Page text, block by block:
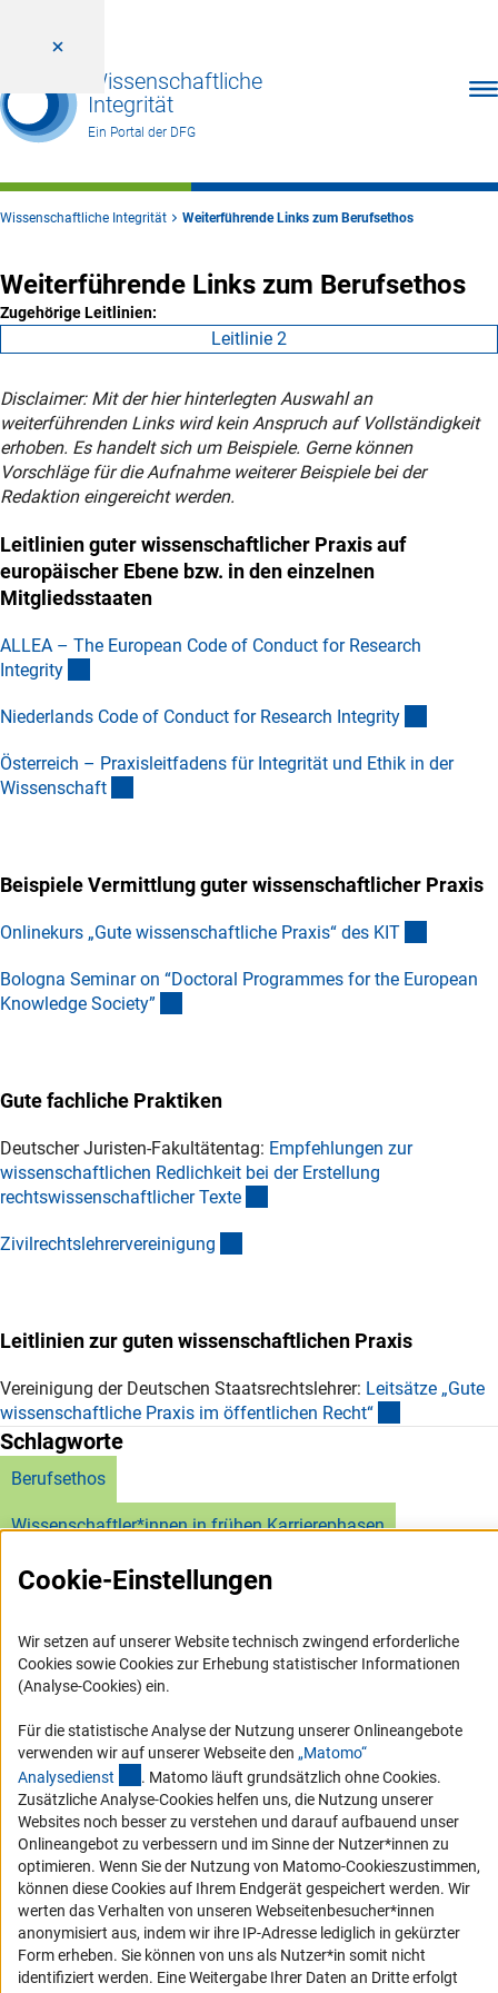
Wissenschaftliche
Integrität
Ein Portal der DFG
Wissenschaftliche Integrität Weiterführende Links zum Berufsethos
Weiterführende Links zum Berufsethos
Zugehörige Leitlinien:
Leitlinie 2
Disclaimer: Mit der hier hinterlegten Auswahl an
weiterführenden Links wird kein Anspruch auf Vollständigkeit
erhoben. Es handelt sich um Beispiele. Gerne können
Vorschläge für die Aufnahme weiterer Beispiele bei der
Redaktion eingereicht werden.
Leitlinien guter wissenschaftlicher Praxis auf
europäischer Ebene bzw. in den einzelnen
Mitgliedsstaaten
ALLEA – The European Code of Conduct for Research
Integrity
Niederlands Code of Conduct for Research Integrity
Österreich – Praxisleitfadens für Integrität und Ethik in der
Wissenschaft
Beispiele Vermittlung guter wissenschaftlicher Praxis
Onlinekurs „Gute wissenschaftliche Praxis“ des KIT
Bologna Seminar on “Doctoral Programmes for the European
Knowledge Society”
Gute fachliche Praktiken
Deutscher Juristen-Fakultätentag: Empfehlungen zur
wissenschaftlichen Redlichkeit bei der Erstellung
rechtswissenschaftlicher Texte
Zivilrechtslehrervereinigung
Leitlinien zur guten wissenschaftlichen Praxis
Vereinigung der Deutschen Staatsrechtslehrer: Leitsätze „Gute
wissenschaftliche Praxis im öffentlichen Recht“
Schlagworte
Berufsethos
Wissenschaftler*innen in frühen Karrierephasen
Service
RSS-Feed
Barrierefreiheit
Erklärung zur Barrierefreiheit
Barriere melden
Links
Zum Download des Kodex
DFG-Website
Cookie-Einstellungen
Wir setzen auf unserer Website technisch zwingend erforderliche
Cookies sowie Cookies zur Erhebung statistischer Informationen
(Analyse-Cookies) ein.
Für die statistische Analyse der Nutzung unserer Onlineangebote
verwenden wir auf unserer Webseite den „Matomo“
Analysedienst (externer Link)
. Matomo läuft grundsätzlich ohne Cookies.
Zusätzliche Analyse-Cookies helfen uns, die Nutzung unserer
Websites noch besser zu verstehen und darauf aufbauend unser
Onlineangebot zu verbessern und im Sinne der Nutzer*innen zu
optimieren. Wenn Sie der Nutzung von Matomo-Cookieszustimmen,
können diese Cookies auf Ihrem Endgerät gespeichert werden. Wir
werten das Verhalten von unseren Webseitenbesucher*innen
anonymisiert aus, indem wir ihre IP-Adresse lediglich in gekürzter
Form erheben. Sie können von uns als Nutzer*in somit nicht
identifiziert werden. Eine Weitergabe Ihrer Daten an Dritte erfolgt